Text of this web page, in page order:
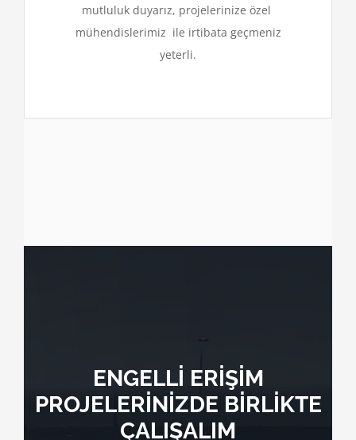
mutluluk duyarız, projelerinize özel
mühendislerimiz ile irtibata geçmeniz
yeterli.
ENGELLİ ERİŞİM
PROJELERİNİZDE BİRLİKTE
ÇALIŞALIM